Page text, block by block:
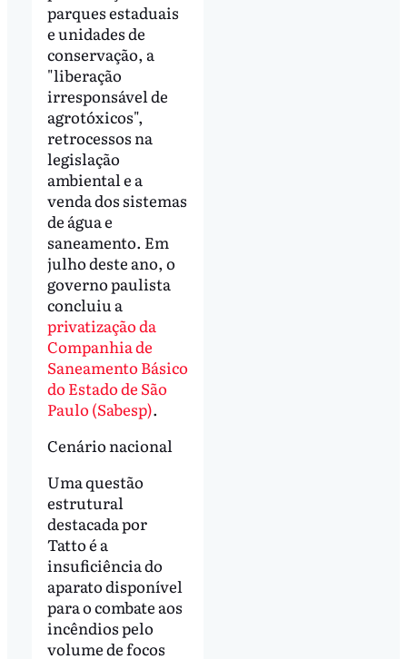
parques estaduais
e unidades de
conservação, a
"liberação
irresponsável de
agrotóxicos",
retrocessos na
legislação
ambiental e a
venda dos sistemas
de água e
saneamento. Em
julho deste ano, o
governo paulista
concluiu a
privatização da
Companhia de
Saneamento Básico
do Estado de São
Paulo (Sabesp).
Cenário nacional
Uma questão
estrutural
destacada por
Tatto é a
insuficiência do
aparato disponível
para o combate aos
incêndios pelo
volume de focos